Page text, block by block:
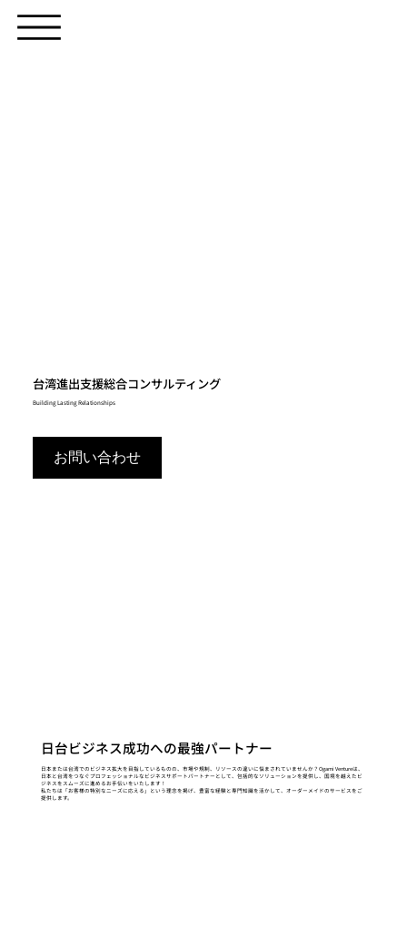
台湾進出支援総合コンサルティング
Building Lasting Relationships
お問い合わせ
日台ビジネス成功への最強パートナー
日本または台湾でのビジネス拡大を目指しているものの、市場や規制、リソースの違いに悩まされていませんか？Ogami Ventureは、
日本と台湾をつなぐプロフェッショナルなビジネスサポートパートナーとして、包括的なソリューションを提供し、国境を越えたビ
ジネスをスムーズに進めるお手伝いをいたします！
私たちは「お客様の特別なニーズに応える」という理念を掲げ、豊富な経験と専門知識を活かして、オーダーメイドのサービスをご
提供します。